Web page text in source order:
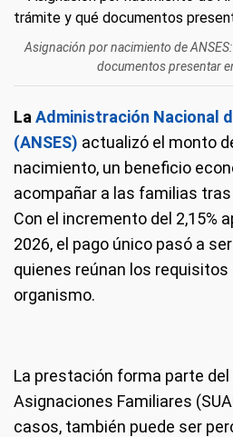
Asignación por nacimiento de
documentos presentar
La Administración Nacional
(ANSES) actualizó el monto
nacimiento, un beneficio
acompañar a las familias tras
Con el incremento del 2,15%
2026, el pago único pasó a
quienes reúnan los requisitos
organismo.
La prestación forma parte
Asignaciones Familiares
casos, también puede ser